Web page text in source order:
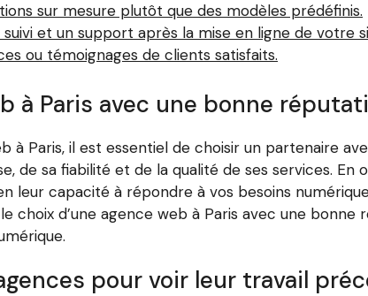
sur mesure plutôt que des modèles prédéfinis.
et un support après la mise en ligne de votre
ou témoignages de clients satisfaits.
à Paris avec une bonne
à Paris, il est essentiel de choisir un partenaire
de sa fiabilité et de la qualité de ses services.
leur capacité à répondre à vos besoins
choix d’une agence web à Paris avec une
pour voir leur travail